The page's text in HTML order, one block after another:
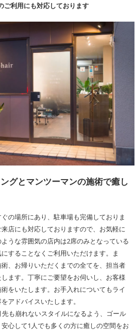
ご利用にも対応しております
グとマンツーマンの施術で癒し
の場所にあり、駐車場も完備しておりま
店にも対応しておりますので、お気軽に
うな雰囲気の店内は2席のみとなっている
することなくご利用いただけます。ま
、お帰りいただくまでの全てを、担当者
ます。丁寧にご要望をお伺いし、お客様
をいたします。お手入れについてもライ
アドバイスいたします。
も崩れないスタイルになるよう、ゴール
心して1人でも多くの方に癒しの空間をお